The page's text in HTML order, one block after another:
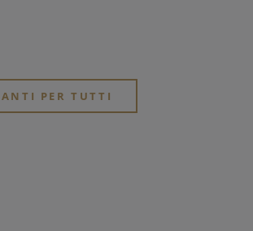
& partnership
samen met kant-en-klare gastontwerpers.
PER TUTTI